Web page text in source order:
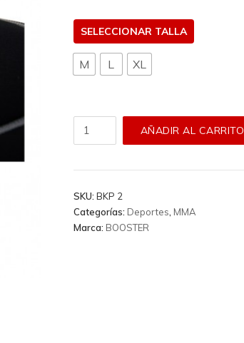
TALLA
M L XL
Rodilleras
Bkp
cantidad
AÑADIR AL CARRITO
SKU: BKP 2
Categorías: Deportes MMA
Marca: BOOSTER